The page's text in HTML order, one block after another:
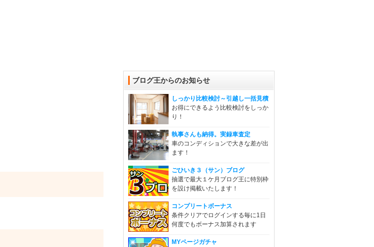
ブログ王からのお知らせ
しっかり比較検討～引越し一括見積
お得にできるよう比較検討をしっか
り！
執事さんも納得。実録車査定
車のコンディションで大きな差が出
ます！
ごひいき３（サン）ブログ
抽選で最大１ケ月ブログ王に特別枠
を設け掲載いたします！
コンプリートボーナス
条件クリアでログインする毎に1日
何度でもボーナス加算されます
MYページガチャ